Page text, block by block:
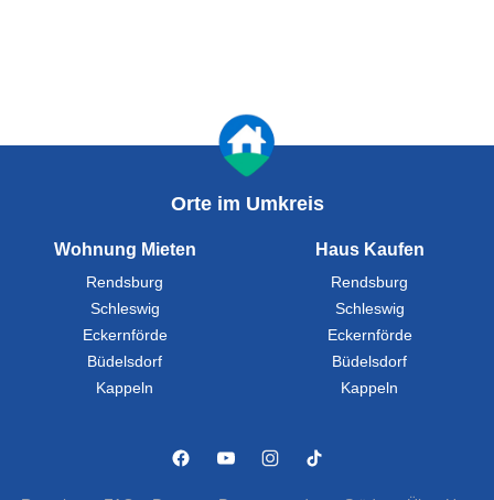
Orte im Umkreis
Wohnung Mieten
Rendsburg
Schleswig
Eckernförde
Büdelsdorf
Kappeln
Haus Kaufen
Rendsburg
Schleswig
Eckernförde
Büdelsdorf
Kappeln